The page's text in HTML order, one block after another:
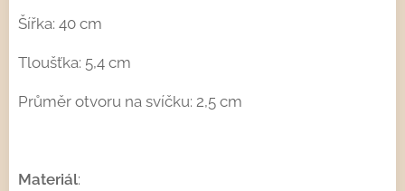
Šířka: 40 cm
Tloušťka: 5,4 cm
Průměr otvoru na svíčku: 2,5 cm
Materiál: